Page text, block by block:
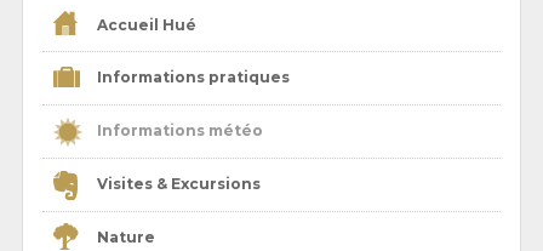
Accueil Hué
Informations pratiques
Informations météo
Visites & Excursions
Nature